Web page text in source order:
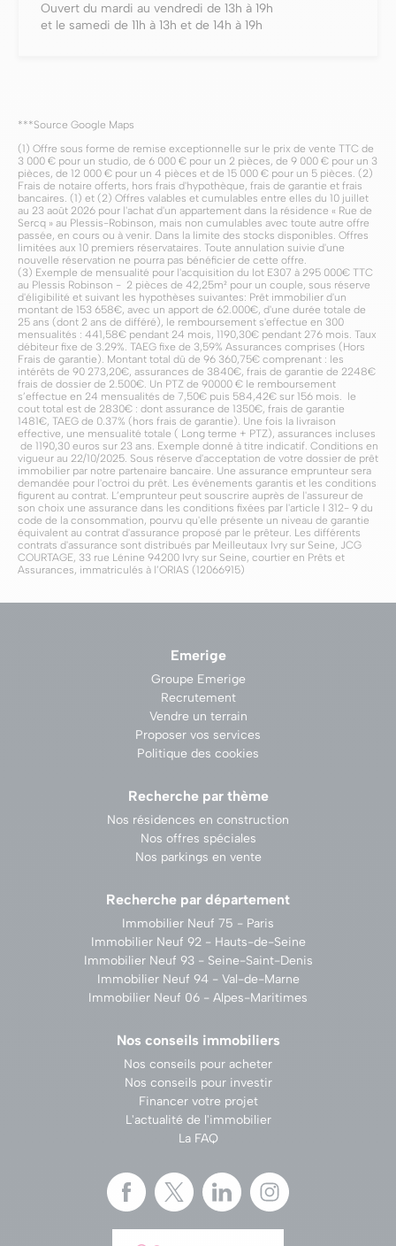
Ouvert du mardi au vendredi de 13h à 19h
et le samedi de 11h à 13h et de 14h à 19h
***Source Google Maps
(1) Offre sous forme de remise exceptionnelle sur le prix de vente TTC de
3 000 € pour un studio, de 6 000 € pour un 2 pièces, de 9 000 € pour un 3
pièces, de 12 000 € pour un 4 pièces et de 15 000 € pour un 5 pièces. (2)
Frais de notaire offerts, hors frais d'hypothèque, frais de garantie et frais
bancaires. (1) et (2) Offres valables et cumulables entre elles du 10 juillet
au 23 août 2026 pour l'achat d'un appartement dans la résidence « Rue de
Sercq » au Plessis-Robinson, mais non cumulables avec toute autre offre
passée, en cours ou à venir. Dans la limite des stocks disponibles. Offres
limitées aux 10 premiers réservataires. Toute annulation suivie d'une
nouvelle réservation ne pourra pas bénéficier de cette offre.
(3) Exemple de mensualité pour l'acquisition du lot E307 à 295 000€ TTC
au Plessis Robinson - 2 pièces de 42,25m² pour un couple, sous réserve
d'éligibilité et suivant les hypothèses suivantes: Prêt immobilier d'un
montant de 153 658€, avec un apport de 62.000€, d'une durée totale de
25 ans (dont 2 ans de différé), le remboursement s'effectue en 300
mensualités : 441,58€ pendant 24 mois, 1190,30€ pendant 276 mois. Taux
débiteur fixe de 3.29%. TAEG fixe de 3,59% Assurances comprises (Hors
Frais de garantie). Montant total dû de 96 360,75€ comprenant : les
intérêts de 90 273,20€, assurances de 3840€, frais de garantie de 2248€
frais de dossier de 2.500€. Un PTZ de 90000 € le remboursement
s’effectue en 24 mensualités de 7,50€ puis 584,42€ sur 156 mois. le
cout total est de 2830€ : dont assurance de 1350€, frais de garantie
1481€, TAEG de 0.37% (hors frais de garantie). Une fois la livraison
effective, une mensualité totale ( Long terme + PTZ), assurances incluses
de 1190,30 euros sur 23 ans. Exemple donné à titre indicatif. Conditions en
vigueur au 22/10/2025. Sous réserve d'acceptation de votre dossier de prêt
immobilier par notre partenaire bancaire. Une assurance emprunteur sera
demandée pour l'octroi du prêt. Les événements garantis et les conditions
figurent au contrat. L’emprunteur peut souscrire auprès de l'assureur de
son choix une assurance dans les conditions fixées par l'article l 312- 9 du
code de la consommation, pourvu qu'elle présente un niveau de garantie
équivalent au contrat d'assurance proposé par le prêteur. Les différents
contrats d'assurance sont distribués par Meilleutaux Ivry sur Seine, JCG
COURTAGE, 33 rue Lénine 94200 Ivry sur Seine, courtier en Prêts et
Assurances, immatriculés à l’ORIAS (12066915)
Emerige
Groupe Emerige
Recrutement
Vendre un terrain
Proposer vos services
Politique des cookies
Recherche par thème
Nos résidences en construction
Nos offres spéciales
Nos parkings en vente
Recherche par département
Immobilier Neuf 75 - Paris
Immobilier Neuf 92 - Hauts-de-Seine
Immobilier Neuf 93 - Seine-Saint-Denis
Immobilier Neuf 94 - Val-de-Marne
Immobilier Neuf 06 - Alpes-Maritimes
Nos conseils immobiliers
Nos conseils pour acheter
Nos conseils pour investir
Financer votre projet
L'actualité de l'immobilier
La FAQ